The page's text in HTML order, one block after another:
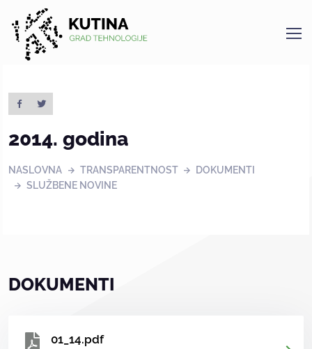
Kutina
2014. godina
NASLOVNA TRANSPARENTNOST
DOKUMENTI
SLUŽBENE NOVINE
DOKUMENTI
01_14.pdf